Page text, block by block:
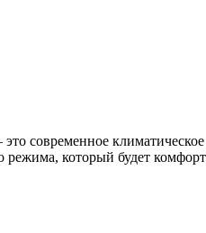
современное
который будет